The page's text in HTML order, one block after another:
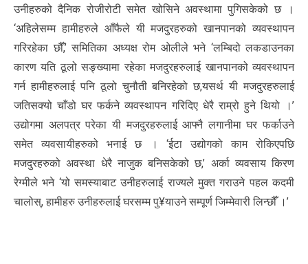
उनीहरुको दैनिक रोजीरोटी समेत खोसिने अवस्थामा पुगिसकेको छ ।
‘अहिलेसम्म हामीहरुले आँफैले यी मजदुरहरुको खानपानको व्यवस्थापन
गरिरहेका छौँ,’ समितिका अध्यक्ष रोम ओलीले भने ‘लम्बिदो लकडाउनका
कारण यति ठूलो सङ्ख्यामा रहेका मजदुरहरुलाई खानपानको व्यवस्थापन
गर्न हामीहरुलाई पनि ठूलो चुनौती बनिरहेको छ,यसर्थ यी मजदुरहरुलाई
जतिसक्यो चाँडो घर फर्कने व्यवस्थापन गरिदिए धेरै राम्रो हुने थियो ।’
उद्योगमा अलपत्र परेका यी मजदुरहरुलाई आफ्नै लगानीमा घर फर्काउने
समेत व्यवसायीहरुको भनाई छ । ‘ईटा उद्योगको काम रोकिएपछि
मजदुरहरुको अवस्था धेरै नाजुक बनिसकेको छ,’ अर्का व्यवसाय किरण
रेग्मीले भने ‘यो समस्याबाट उनीहरुलाई राज्यले मुक्त गराउने पहल कदमी
चालोस्, हामीहरु उनीहरुलाई घरसम्म पु¥याउने सम्पूर्ण जिम्मेवारी लिन्छौँ ।’